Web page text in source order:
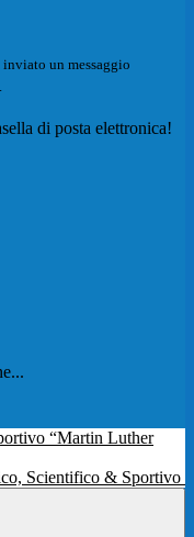
inviato un messaggio
di posta elettronica!
Scientifico & Sportivo